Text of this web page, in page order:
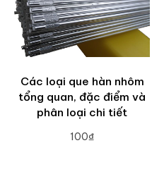
Các loại que hàn nhôm
tổng quan, đặc điểm và
phân loại chi tiết
100₫